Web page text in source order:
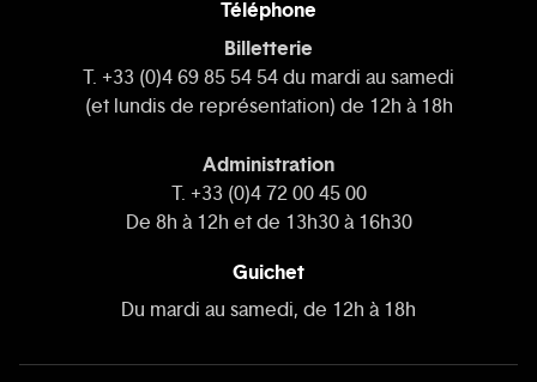
Téléphone
Billetterie
T. +33 (0)4 69 85 54 54 du mardi au samedi
(et lundis de représentation) de 12h à 18h
Administration
T. +33 (0)4 72 00 45 00
De 8h à 12h et de 13h30 à 16h30
Guichet
Du mardi au samedi, de 12h à 18h